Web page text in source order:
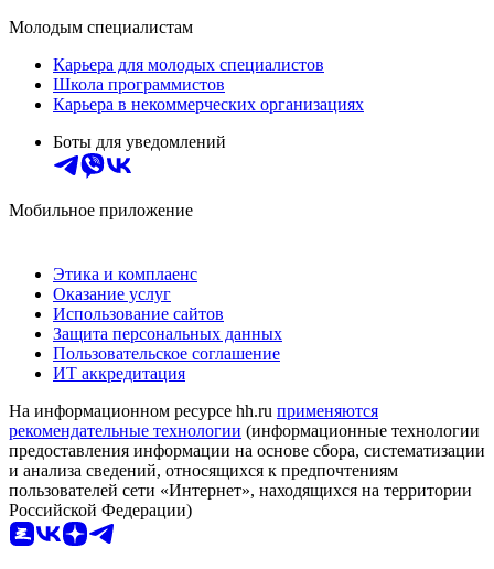
Молодым специалистам
Карьера для молодых специалистов
Школа программистов
Карьера в некоммерческих организациях
Боты для уведомлений
Мобильное приложение
Этика и комплаенс
Оказание услуг
Использование сайтов
Защита персональных данных
Пользовательское соглашение
ИТ аккредитация
На информационном ресурсе hh.ru применяются
рекомендательные технологии (информационные технологии
предоставления информации на основе сбора, систематизации
и анализа сведений, относящихся к предпочтениям
пользователей сети «Интернет», находящихся на территории
Российской Федерации)